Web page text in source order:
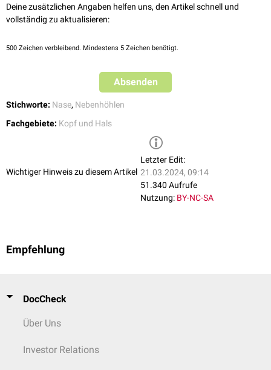
Deine zusätzlichen Angaben helfen uns, den Artikel schnell und
vollständig zu aktualisieren:
500 Zeichen verbleibend. Mindestens 5 Zeichen benötigt.
Absenden
Stichworte: Nase, Nebenhöhlen
Fachgebiete: Kopf und Hals
Wichtiger Hinweis zu diesem Artikel
Letzter Edit:
21.03.2024, 09:14
51.340 Aufrufe
Nutzung: BY-NC-SA
Empfehlung
DocCheck
Über Uns
Investor Relations